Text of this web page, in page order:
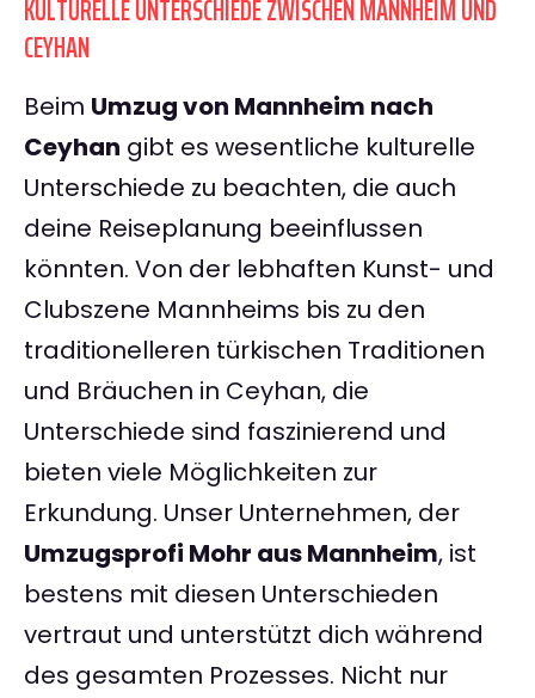
KULTURELLE UNTERSCHIEDE ZWISCHEN MANNHEIM UND
CEYHAN
Beim Umzug von Mannheim nach
Ceyhan gibt es wesentliche kulturelle
Unterschiede zu beachten, die auch
deine Reiseplanung beeinflussen
könnten. Von der lebhaften Kunst- und
Clubszene Mannheims bis zu den
traditionelleren türkischen Traditionen
und Bräuchen in Ceyhan, die
Unterschiede sind faszinierend und
bieten viele Möglichkeiten zur
Erkundung. Unser Unternehmen, der
Umzugsprofi Mohr aus Mannheim, ist
bestens mit diesen Unterschieden
vertraut und unterstützt dich während
des gesamten Prozesses. Nicht nur